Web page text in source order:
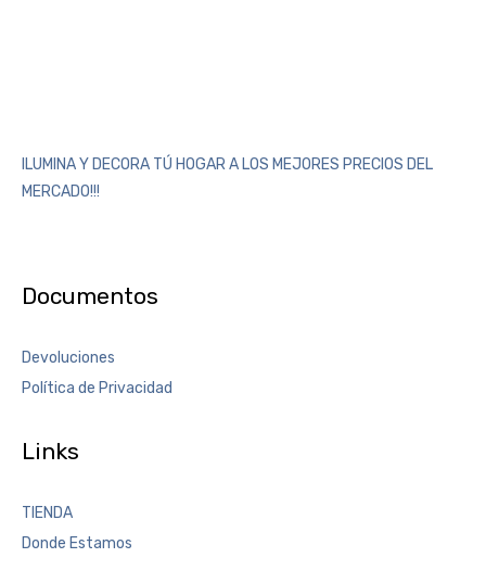
ILUMINA Y DECORA TÚ HOGAR A LOS MEJORES PRECIOS DEL
MERCADO!!!
Documentos
Devoluciones
Política de Privacidad
Links
TIENDA
Donde Estamos